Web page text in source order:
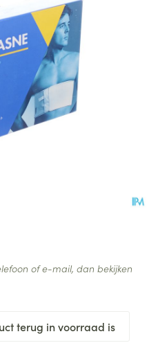
terug in voorraad is
of e-mail, dan bekijken